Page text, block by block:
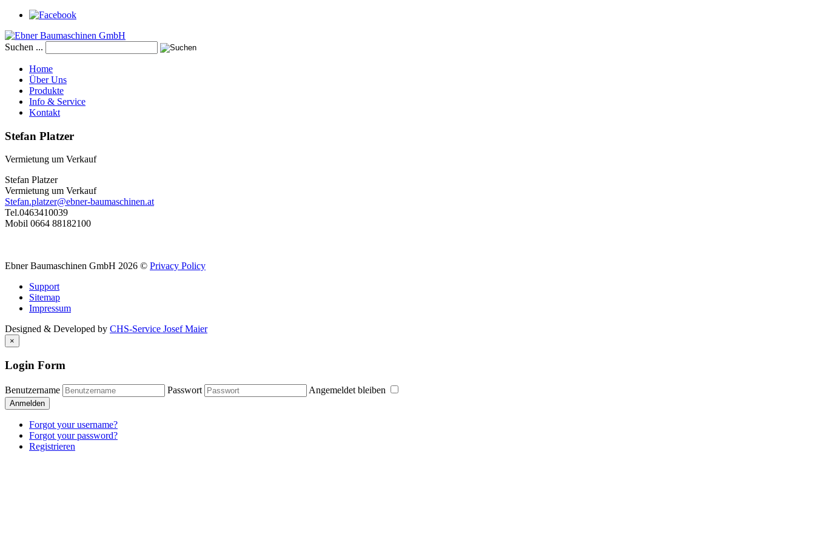
Suchen ...
Home
Über Uns
Produkte
Info & Service
Kontakt
Stefan Platzer
Vermietung um Verkauf
Stefan Platzer
Vermietung um Verkauf
Stefan.platzer@ebner-baumaschinen.at
Tel.0463410039
Mobil ‭0664 88182100‬
Ebner Baumaschinen GmbH 2026 © Privacy Policy
Support
Sitemap
Impressum
Designed & Developed by CHS-Service Josef Maier
×
Login Form
Benutzername Passwort Angemeldet bleiben
Anmelden
Forgot your username?
Forgot your password?
Registrieren